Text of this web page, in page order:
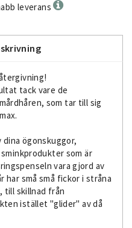
leverans
tack vare de
som tar till sig
ögonskuggor,
som är
vara gjord av
har små små fickor i stråna
till skillnad från
istället "glider" av då